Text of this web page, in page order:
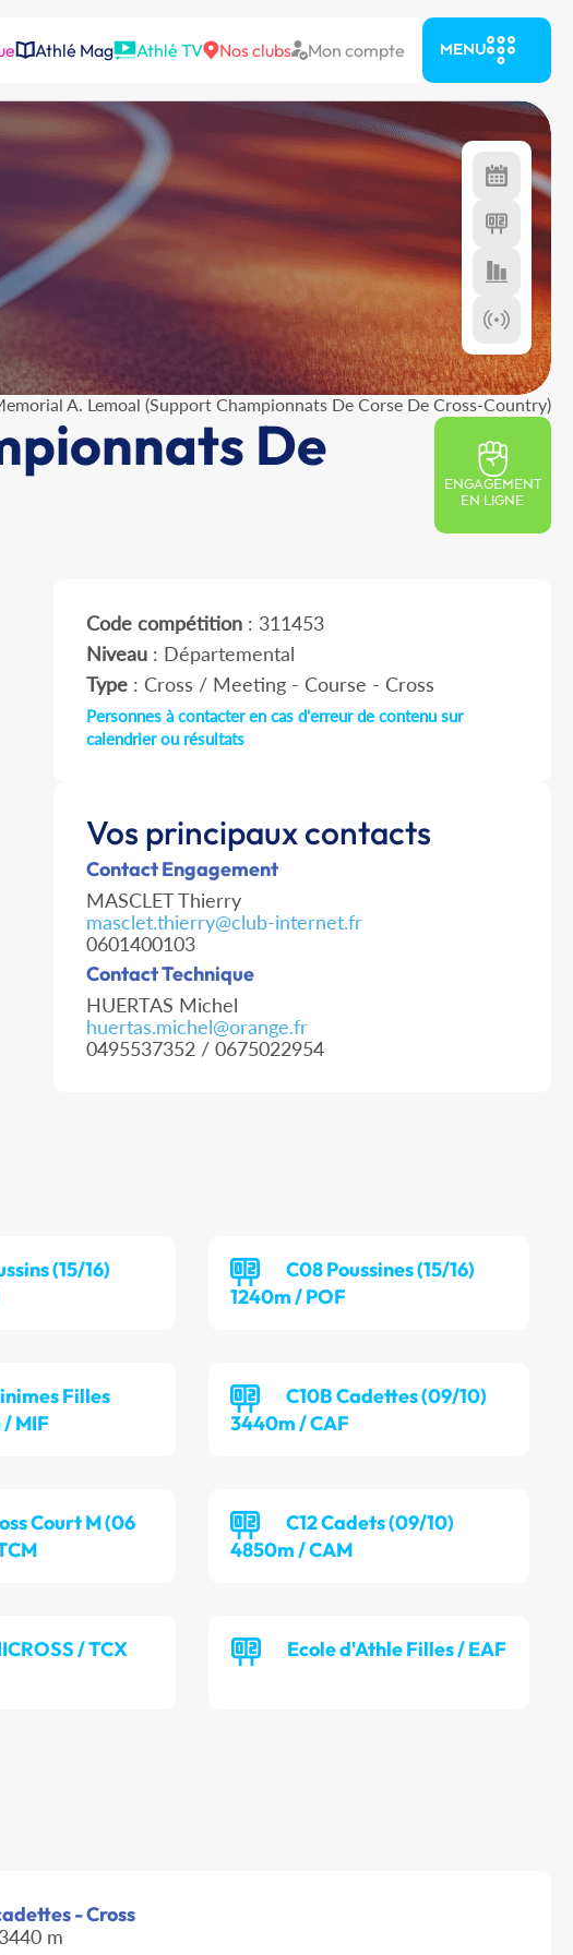
Athlé Mag Athlé TV Nos clubs Mon compte MENU
A. Lemoal (Support Championnats De Corse De Cross-Country)
De
ENGAGEMENT
EN LIGNE
Code compétition: 311453
Niveau: Départemental
Type: Cross / Meeting - Course - Cross
Personnes à contacter en cas d'erreur de contenu sur
calendrier ou résultats
Vos principaux contacts
Contact Engagement
MASCLET Thierry
masclet.thierry@club-internet.fr
0601400103
Contact Technique
HUERTAS Michel
huertas.michel@orange.fr
0495537352 / 0675022954
(15/16)
C08 Poussines (15/16)
1240m / POF
Filles
/ MIF
C10B Cadettes (09/10)
3440m / CAF
Court M (06
C12 Cadets (09/10)
4850m / CAM
/ TCX Ecole d'Athle Filles / EAF
- Cross
m